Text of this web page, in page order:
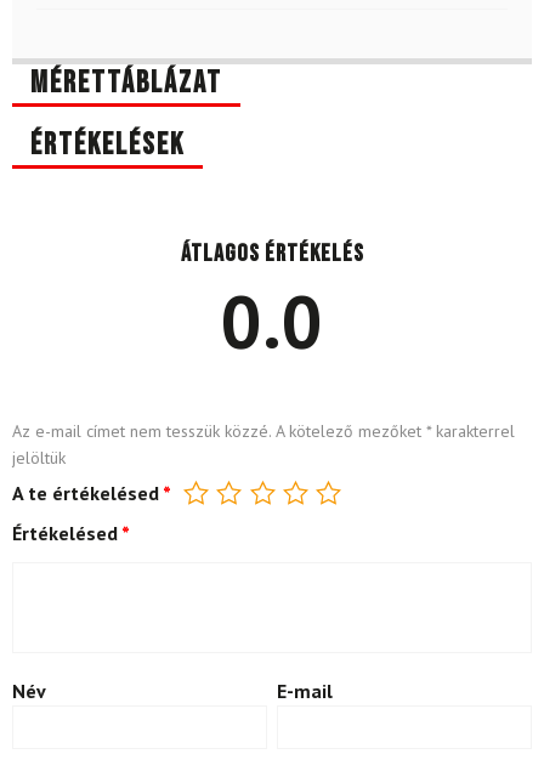
Mérettáblázat
Értékelések
Átlagos értékelés
0.0
Az e-mail címet nem tesszük közzé. A kötelező mezőket *karakterrel
jelöltük
A te értékelésed *
Értékelésed *
Név E-mail